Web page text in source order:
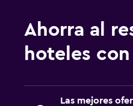
Ahorra al
hoteles
Las mejores